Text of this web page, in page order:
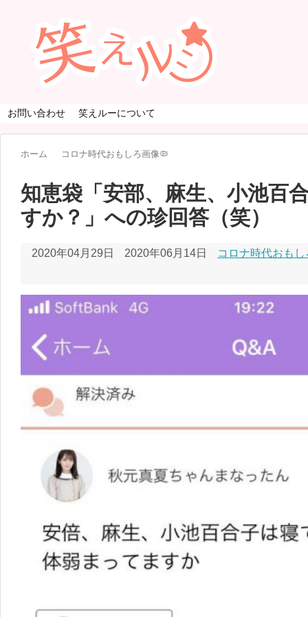
お問い合わせ 笑えルーについて
ホーム コロナ時代おもしろ画像🦠
知恵袋「安部、麻生、小池百
すか？」への珍回答（笑）
2020年04月29日 2020年06月14日 コロナ時代おも